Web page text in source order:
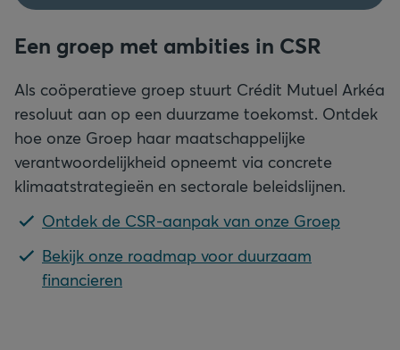
Een groep met ambities in CSR
Als coöperatieve groep stuurt Crédit Mutuel Arkéa
resoluut aan op een duurzame toekomst. Ontdek
hoe onze Groep haar maatschappelijke
verantwoordelijkheid opneemt via concrete
klimaatstrategieën en sectorale beleidslijnen.
Ontdek de CSR-aanpak van onze Groep
Bekijk onze roadmap voor duurzaam
financieren